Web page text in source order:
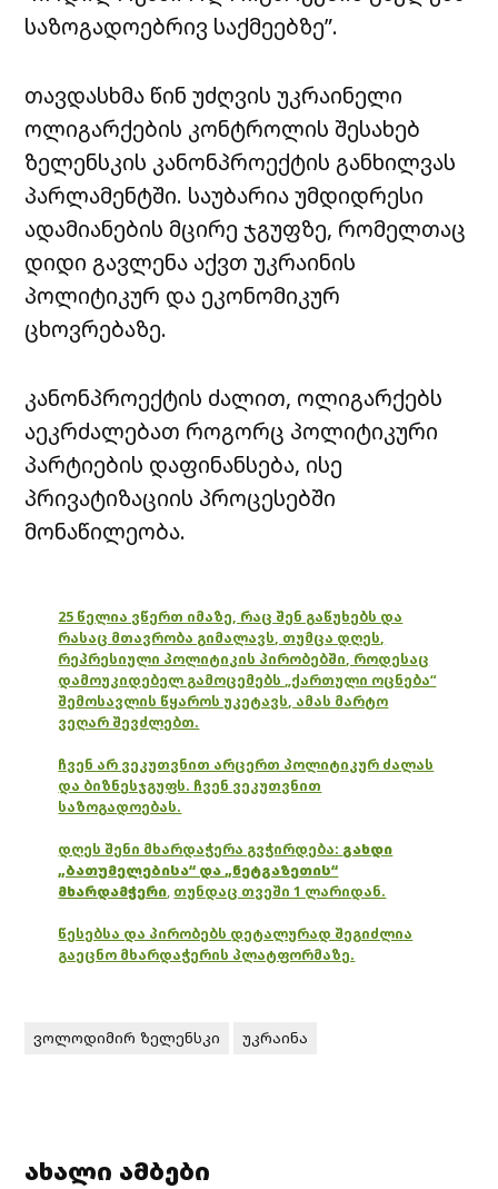
საზოგადოებრივ საქმეებზე”.
თავდასხმა წინ უძღვის უკრაინელი
ოლიგარქების კონტროლის შესახებ
ზელენსკის კანონპროექტის განხილვას
პარლამენტში. საუბარია უმდიდრესი
ადამიანების მცირე ჯგუფზე, რომელთაც
დიდი გავლენა აქვთ უკრაინის
პოლიტიკურ და ეკონომიკურ
ცხოვრებაზე.
კანონპროექტის ძალით, ოლიგარქებს
აეკრძალებათ როგორც პოლიტიკური
პარტიების დაფინანსება, ისე
პრივატიზაციის პროცესებში
მონაწილეობა.
25 წელია ვწერთ იმაზე, რაც შენ გაწუხებს და
რასაც მთავრობა გიმალავს, თუმცა დღეს,
რეპრესიული პოლიტიკის პირობებში, როდესაც
დამოუკიდებელ გამოცემებს „ქართული ოცნება“
შემოსავლის წყაროს უკეტავს, ამას მარტო
ვეღარ შევძლებთ.
ჩვენ არ ვეკუთვნით არცერთ პოლიტიკურ ძალას
და ბიზნესჯგუფს. ჩვენ ვეკუთვნით
საზოგადოებას.
დღეს შენი მხარდაჭერა გვჭირდება: გახდი
„ბათუმელებისა“ და „ნეტგაზეთის“
მხარდამჭერი, თუნდაც თვეში 1 ლარიდან.
წესებსა და პირობებს დეტალურად შეგიძლია
გაეცნო მხარდაჭერის პლატფორმაზე.
ვოლოდიმირ ზელენსკი უკრაინა
ახალი ამბები